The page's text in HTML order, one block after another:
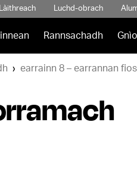
Luchd-obrach
Rannsachadh
earrainn 8 – earrannan